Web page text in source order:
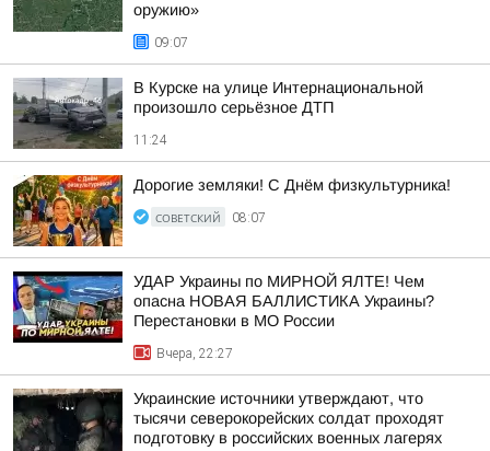
оружию»
09:07
В Курске на улице Интернациональной
произошло серьёзное ДТП
11:24
Дорогие земляки! С Днём физкультурника!
СОВЕТСКИЙ 08:07
УДАР Украины по МИРНОЙ ЯЛТЕ! Чем
опасна НОВАЯ БАЛЛИСТИКА Украины?
Перестановки в МО России
Вчера, 22:27
Украинские источники утверждают, что
тысячи северокорейских солдат проходят
подготовку в российских военных лагерях